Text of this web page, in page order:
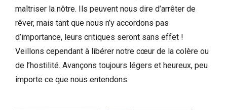
maîtriser la nôtre. Ils peuvent nous dire d’arrêter de
rêver, mais tant que nous n’y accordons pas
d’importance, leurs critiques seront sans effet !
Veillons cependant à libérer notre cœur de la colère ou
de l’hostilité. Avançons toujours légers et heureux, peu
importe ce que nous entendons.